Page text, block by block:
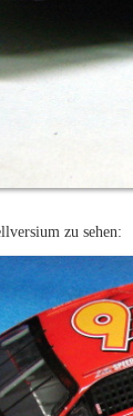
zu sehen: